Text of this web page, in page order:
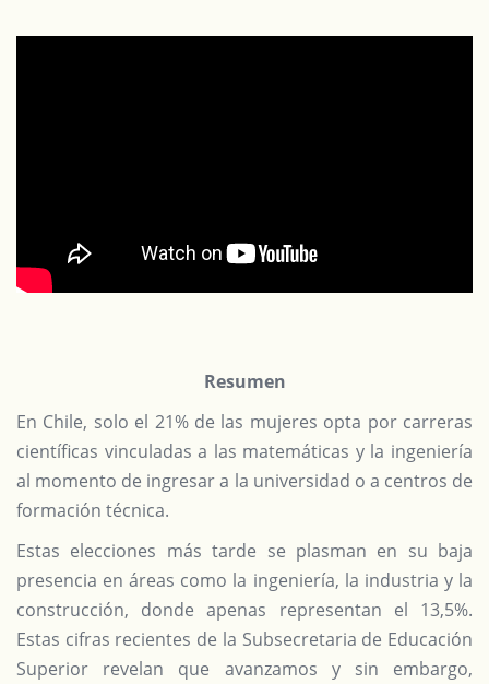
Resumen
En Chile, solo el 21% de las mujeres opta por carreras
científicas vinculadas a las matemáticas y la ingeniería
al momento de ingresar a la universidad o a centros de
formación técnica.
Estas elecciones más tarde se plasman en su baja
presencia en áreas como la ingeniería, la industria y la
construcción, donde apenas representan el 13,5%.
Estas cifras recientes de la Subsecretaria de Educación
Superior revelan que avanzamos y sin embargo,